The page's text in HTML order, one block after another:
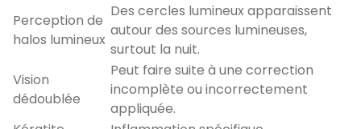
Perception de
halos lumineux
Des cercles lumineux apparaissent
autour des sources lumineuses,
surtout la nuit.
Vision
dédoublée
Peut faire suite à une correction
incomplète ou incorrectement
appliquée.